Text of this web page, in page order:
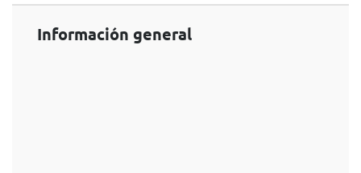
Información general